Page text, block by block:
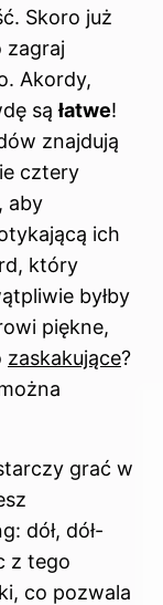
Skoro już
zagraj
. Akordy,
sąłatwe!
znajdują
cztery
aby
ich
który
byłby
piękne,
zaskakujące?
grać w
dół, dół-
z tego
co pozwala